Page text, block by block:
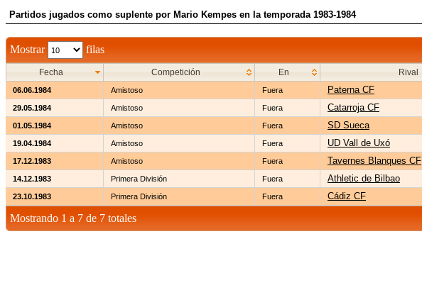
Partidos jugados como suplente por Mario Kempes en la temporada 1983-1984
Mostrar filas
Fecha Competición En Rival
06.06.1984 Amistoso Fuera Paterna CF
29.05.1984 Amistoso Fuera Catarroja CF
01.05.1984 Amistoso Fuera SD Sueca
19.04.1984 Amistoso Fuera UD Vall de Uxó
17.12.1983 Amistoso Fuera Tavernes Blanques CF
14.12.1983 Primera División Fuera Athletic de Bilbao
23.10.1983 Primera División Fuera Cádiz CF
Mostrando 1 a 7 de 7 totales